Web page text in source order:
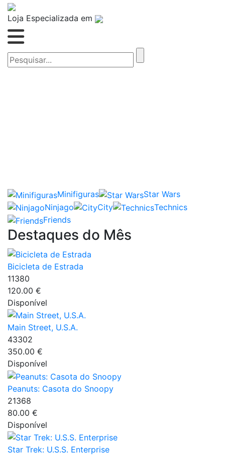
Loja Especializada em
Minifiguras
Star Wars
Ninjago
City
Technics
Friends
Destaques do Mês
Bicicleta de Estrada
11380
120.00 €
Disponível
Main Street, U.S.A.
43302
350.00 €
Disponível
Peanuts: Casota do Snoopy
21368
80.00 €
Disponível
Star Trek: U.S.S. Enterprise